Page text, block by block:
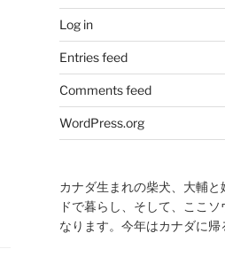
Log in
Entries feed
Comments feed
WordPress.org
カナダ生まれの柴犬、大輔
ドで暮らし、そして、ここ
なります。今年はカナダに帰